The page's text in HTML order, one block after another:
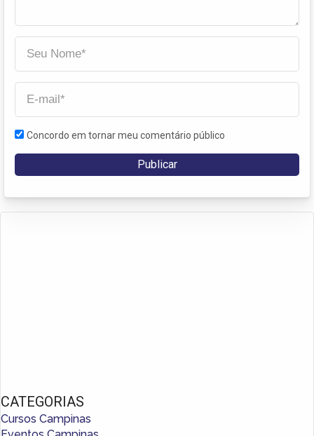
Concordo em tornar meu comentário público
CATEGORIAS
Cursos Campinas